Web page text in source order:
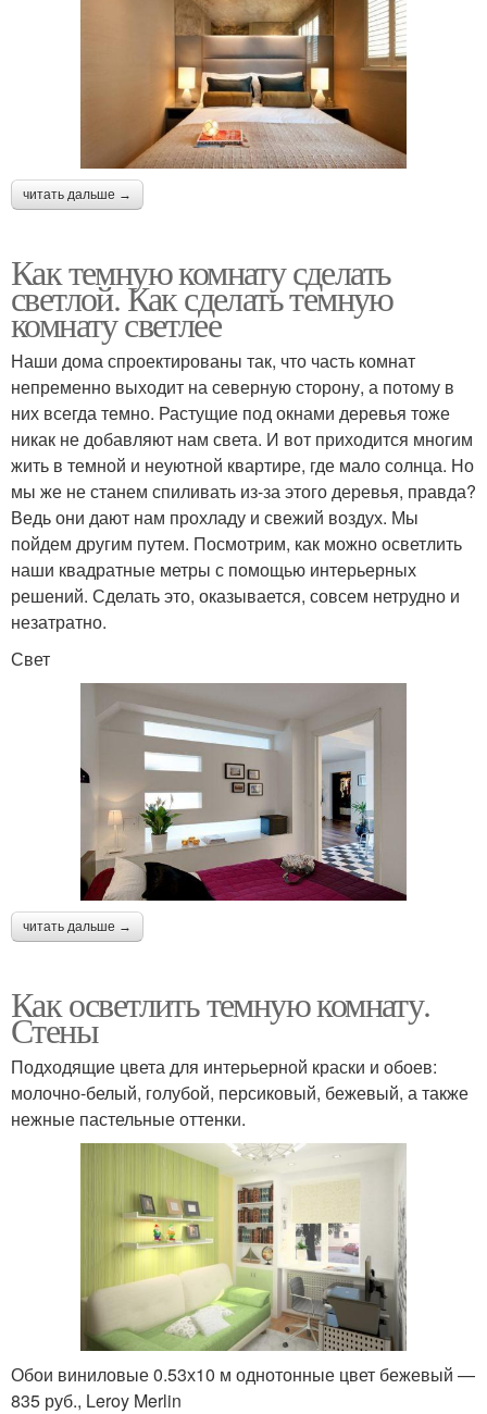
читать дальше →
Как темную комнату сделать
светлой. Как сделать темную
комнату светлее
Наши дома спроектированы так, что часть комнат
непременно выходит на северную сторону, а потому в
них всегда темно. Растущие под окнами деревья тоже
никак не добавляют нам света. И вот приходится многим
жить в темной и неуютной квартире, где мало солнца. Но
мы же не станем спиливать из-за этого деревья, правда?
Ведь они дают нам прохладу и свежий воздух. Мы
пойдем другим путем. Посмотрим, как можно осветлить
наши квадратные метры с помощью интерьерных
решений. Сделать это, оказывается, совсем нетрудно и
незатратно.
Свет
читать дальше →
Как осветлить темную комнату.
Стены
Подходящие цвета для интерьерной краски и обоев:
молочно-белый, голубой, персиковый, бежевый, а также
нежные пастельные оттенки.
Обои виниловые 0.53х10 м однотонные цвет бежевый —
835 руб., Leroy Merlin